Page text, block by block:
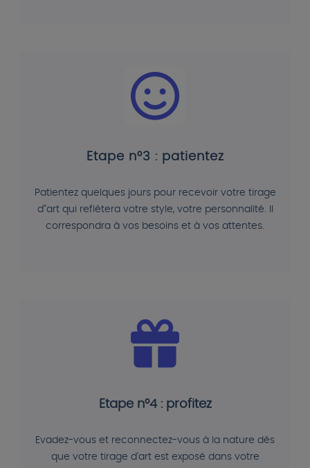
Etape n°3 : patientez
Patientez quelques jours pour recevoir votre tirage
d"art qui reflétera votre style, votre personnalité. Il
correspondra à vos besoins et à vos attentes.
Etape n°4 : profitez
Evadez-vous et reconnectez-vous à la nature dès
que votre tirage d'art est exposé dans votre